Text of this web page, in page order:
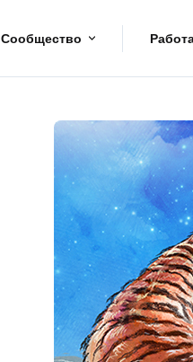
Сообщество